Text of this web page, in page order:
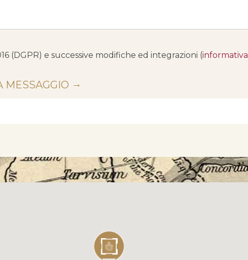
(DGPR) e successive modifiche ed integrazioni (informativa
MESSAGGIO